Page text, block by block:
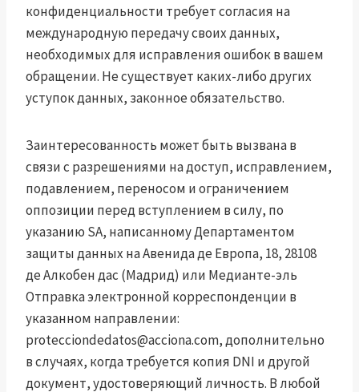
конфиденциальности требует согласия на
международную передачу своих данных,
необходимых для исправления ошибок в вашем
обращении. Не существует каких-либо других
уступок данных, законное обязательство.
Заинтересованность может быть вызвана в
связи с разрешениями на доступ, исправлением,
подавлением, переносом и ограничением
оппозиции перед вступлением в силу, по
указанию SA, написанному Департаментом
защиты данных на Авенида де Европа, 18, 28108
де Алкобен дас (Мадрид) или Медианте-эль
Отправка электронной корреспонденции в
указанном направлении:
protecciondedatos@acciona.com, дополнительно
в случаях, когда требуется копия DNI и другой
документ, удостоверяющий личность. В любой